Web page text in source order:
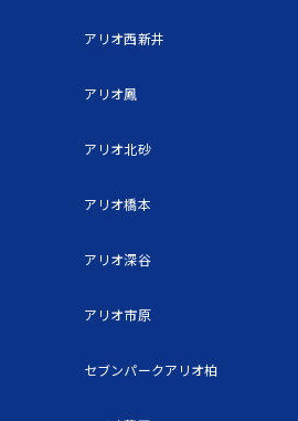
アリオ西新井
アリオ鳳
アリオ北砂
アリオ橋本
アリオ深谷
アリオ市原
セブンパークアリオ柏